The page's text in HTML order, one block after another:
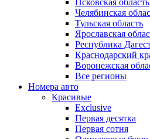
Псковская область
Челябинская
Тульская область
Ярославская
Республика
Краснодарский
Воронежская
Все регионы
Номера авто
Красивые
Exclusive
Первая десятка
Первая сотня